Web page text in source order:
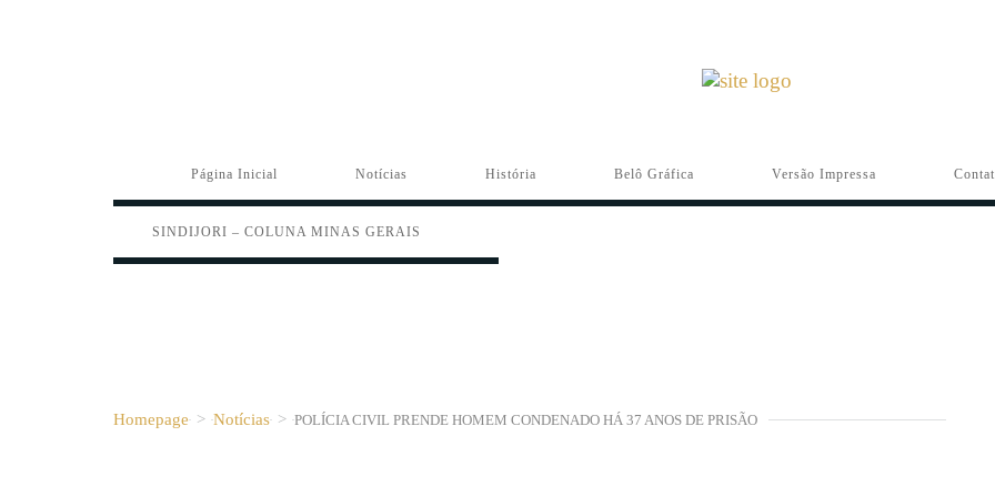
Página Inicial Notícias História Belô Gráfica Versão Impressa
SINDIJORI – COLUNA MINAS GERAIS
Homepage > Notícias > POLÍCIA CIVIL PRENDE HOMEM CONDENADO HÁ 37 ANOS DE PRISÃO